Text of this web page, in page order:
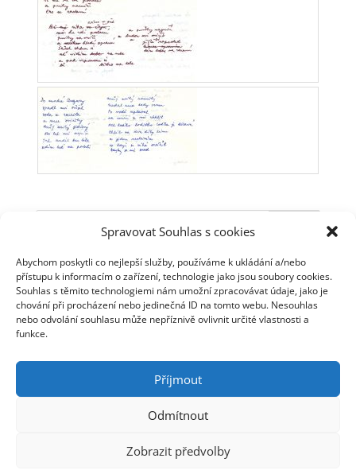
Spravovat Souhlas s cookies
Abychom poskytli co nejlepší služby, používáme k ukládání a/nebo
přístupu k informacím o zařízení, technologie jako jsou soubory cookies.
Souhlas s těmito technologiemi nám umožní zpracovávat údaje, jako je
chování při procházení nebo jedinečná ID na tomto webu. Nesouhlas
nebo odvolání souhlasu může nepříznivě ovlivnit určité vlastnosti a
funkce.
Příjmout
Odmítnout
Zobrazit předvolby
Novinky
Jarek Nohavica s cimbálovou muzikou
Jarek Nohavica na Slovensku
Dva listopadové koncerty v Plzni
Linhart | Webhosting: ha-vel |Webarchivováno